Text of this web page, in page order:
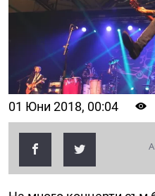
01 Юни 2018, 00:04